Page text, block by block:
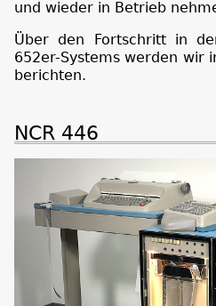
und wieder in Betrieb
Über den Fortschritt in
652er-Systems werden wir
berichten.
NCR 446